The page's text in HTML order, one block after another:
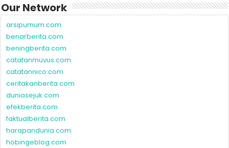
Our Network
arsipumum.com
benarberita.com
beningberita.com
catatanmuvus.com
catatannico.com
ceritakanberita.com
duniasejuk.com
efekberita.com
faktualberita.com
harapandunia.com
hobingeblog.com